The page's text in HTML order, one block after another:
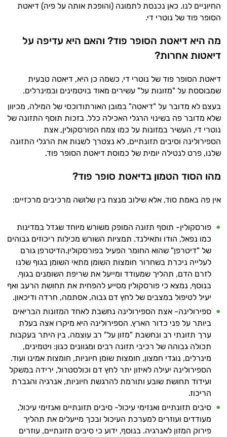
החיוניים לנו. כאן נכנסת לתמונה (והופכת אותה על פיה) דיאטת
הסופר פוד של נוטרי די.
מה היא דיאטת הסופר פוד? והאם היא עדיפה על
דיאטות אחרות?
דיאטת הסופר פוד של נוטרי די, כשמה כן היא, דיאטה טבעית
שמבוססת על "מזונות על" עשירים מאוד בויטמינים ובמינרלים.
בעצם לא מדובר על "דיאטה" במובן האורתודוכסי של המילה, מכיוון
שלא מדובר פה בשינוי הרגלי האכילה כלל. בזכות תוסף התזונה של
נוטרי די, העשיר במזונות על כמו צמח הפורסקולין, אצת
הספירולינה וסיבים תזונתיים, לא נצטרך לשנות את הרגלי התזונה
שלנו, פרט לנטילה יומית של כמוסת דיאטת הסופר פוד.
מהו הסוד הטמון בדיאטת סופר פוד?
אין פה באמת סוד, אלא שילוב מנצח בין שלושה מרכיבים מרכזיים:
פורסקולין- תוסף תזונה המופק משורש מיוחד שגדל במדינות
כמו נפאל, הודו ותאילנד. תמציות השורש מכילות ריכוזים גבוהים
של "דיטרפן" שהוא החומר הפעיל בפורסקולין.הדיטרפן גורם
לעלייה ניכרת בשחרור חומצות השומן מתאי השומן בגוף שלנו
לזרם הדם, תהליך שמעודד ומייעל את שריפת השומנים בגוף.
בנוסף, נמצא כי פורסקולין מסייע להפחית את תחושת הרעב ואף
יעיל לטיפול במצבים של לחץ דם גבוה, אסתמה, חרדה ודיכאון.
ספירולינה- אצת הספירולינה נחשבת לאחד המזונות הבריאים
ביותר על פני כדור הארץ. הספירולינה היא מיקרו אצה בעלת
ערך תזונתי רב ונחשבת "מזון על" רב עוצמה, בין היתר בעקבות
תכולה גבוהה של רכיבי תזונה רבים ומגוונים כגון: ויטמינים,
מינרלים, נוגדי חמצון, חומצות שומן חיוניות, חומצות אמינו ועוד.
הספירולינה יעילה לאיזון יתר לחץ דם וכולסטרול, ירידה במשקל
ועידוד תחושת שובע ותורמת להרגשת חיוניות, אנרגיה והגברת
הריכוז.
סיבים תזונתיים ואנזימי עיכול- סיבים תזונתיים ואנזימי עיכול,
מעודדים ועוזרים למערכת העיכול ובכך מייעלים את תהליך
פירוק המזון לאנרגיה. בנוסף, ידוע כי סיבים תזונתיים, עוזרים
היי,
אני יועץ הבריאות האישי AI של טבע בריא.
התשובות שלי מבוססות על מאגרי מידע קליניים
וספרות מקצועית בתחומי הרפואה הטבעית
ותזונת הספורט.
אני כאן כדי לעזור לך להתאים את תוספי
התזונה ומוצרי הבריאות המדויקים למטרות
עובדים יחד כדי למקסם תוצאות גם בחיי היום
יום וגם בתחום הכושר והספורט.